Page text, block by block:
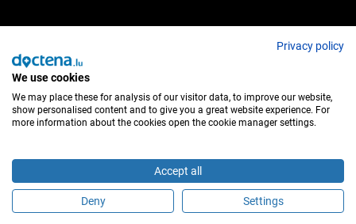
Sei questo medico?
Privacy policy
We use cookies
We may place these for analysis of our visitor data, to improve our website,
show personalised content and to give you a great website experience. For
more information about the cookies open the cookie manager settings.
Accept all
Deny Settings